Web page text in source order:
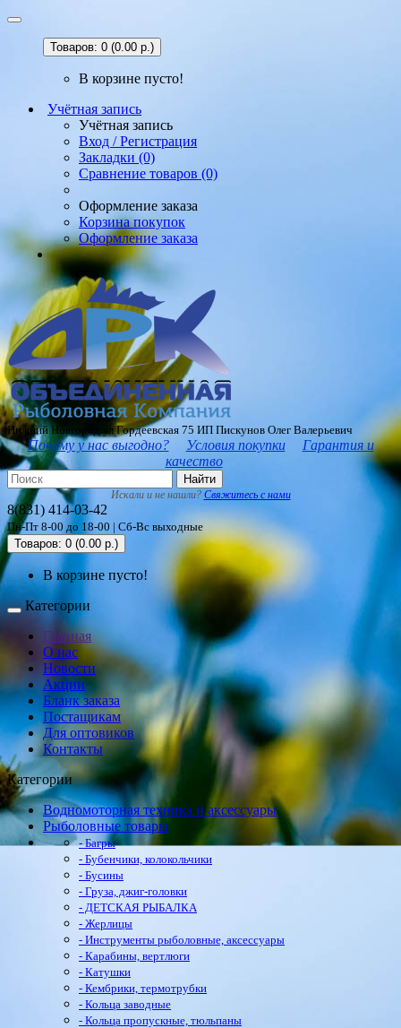
Товаров: 0 (0.00 р.)
В корзине пусто!
Учётная запись
Учётная запись
Вход / Регистрация
Закладки (0)
Сравнение товаров (0)
Оформление заказа
Корзина покупок
Оформление заказа
Нижний Новгород ул Гордеевская 75 ИП Пискунов Олег Валерьевич
Почему у нас выгодно? Условия покупки
Гарантия и
качество
Найти
Искали и не нашли? Свяжитесь с нами
8(831) 414-03-42
Пн-Пт 8-00 до 18-00 | Сб-Вс выходные
Товаров: 0 (0.00 р.)
В корзине пусто!
Категории
Главная
О нас
Новости
Акции
Бланк заказа
Постащикам
Для оптовиков
Контакты
Категории
Водномоторная техника и аксессуары
Рыболовные товары
- Багры
- Бубенчики, колокольчики
- Бусины
- Груза, джиг-головки
- ДЕТСКАЯ РЫБАЛКА
- Жерлицы
- Инструменты рыболовные, аксессуары
- Карабины, вертлюги
- Катушки
- Кембрики, термотрубки
- Кольца заводные
- Кольца пропускные, тюльпаны